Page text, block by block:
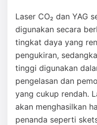
Laser CO₂ dan YAG
digunakan secara
tingkat daya yang
pengukiran,
tinggi digunakan
pengelasan dan
yang cukup rendah.
akan menghasilkan
penanda seperti